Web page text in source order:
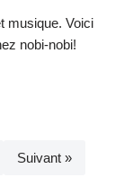
musique. Voici
nobi-nobi!
Suivant »